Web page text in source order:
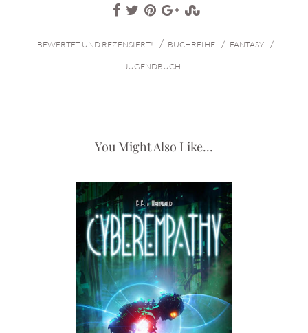
BEWERTET UND REZENSIERT! / BUCHREIHE / FANTASY /
JUGENDBUCH
You Might Also Like...